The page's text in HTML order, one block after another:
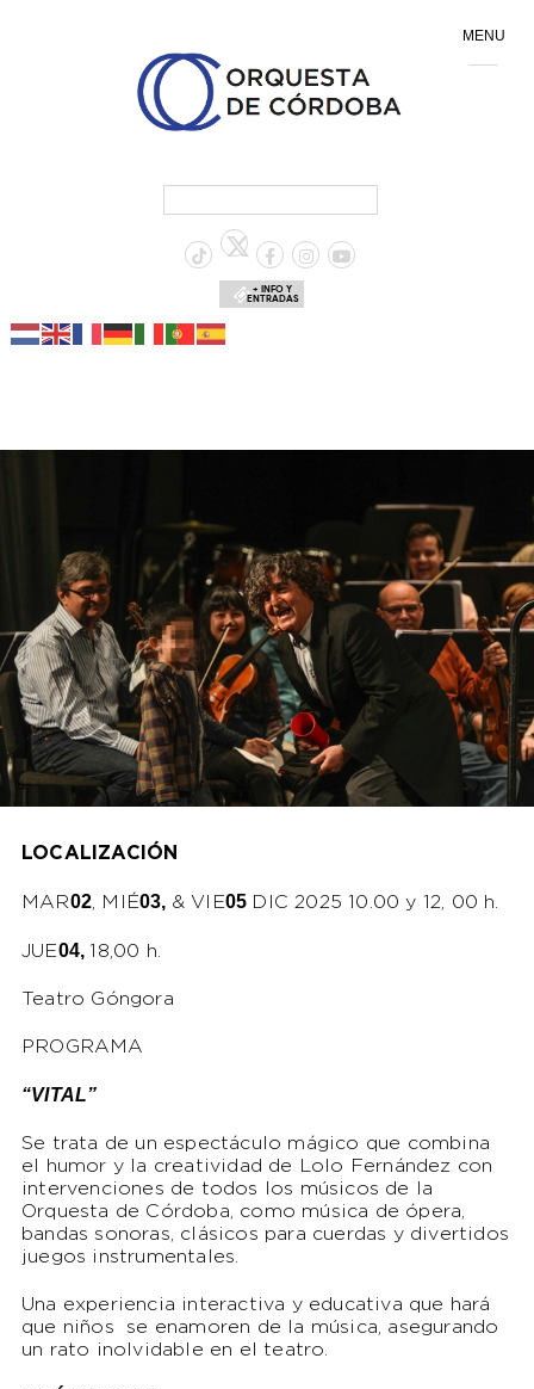
+ INFO Y
ENTRADAS
LOCALIZACIÓN
MAR02, MIÉ03, & VIE05 DIC 2025 10.00 y 12, 00 h.
JUE04,18,00 h.
Teatro Góngora
PROGRAMA
“VITAL”
Se trata de un espectáculo mágico que combina
el humor y la creatividad de Lolo Fernández con
intervenciones de todos los músicos de la
Orquesta de Córdoba, como música de ópera,
bandas sonoras, clásicos para cuerdas y divertidos
juegos instrumentales.
Una experiencia interactiva y educativa que hará
que niños se enamoren de la música, asegurando
un rato inolvidable en el teatro.
MENU